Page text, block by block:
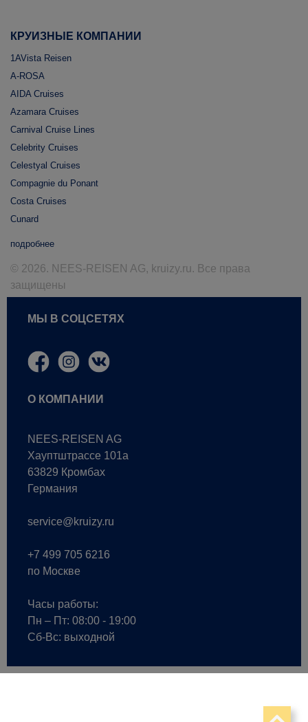
КРУИЗНЫЕ КОМПАНИИ
1AVista Reisen
A-ROSA
AIDA Cruises
Azamara Cruises
Carnival Cruise Lines
Celebrity Cruises
Celestyal Cruises
Compagnie du Ponant
Costa Cruises
Cunard
подробнее
© 2026. NEES-REISEN AG, kruizy.ru. Все права
защищены
МЫ В СОЦСЕТЯХ
О КОМПАНИИ
NEES-REISEN AG
Хауптштрассе 101a
63829 Кромбах
Германия
service@kruizy.ru
+7 499 705 6216
по Москве
Часы работы:
Пн – Пт: 08:00 - 19:00
Сб-Вс: выходной